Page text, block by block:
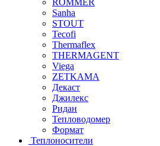
Sanha
STOUT
Tecofi
Thermaflex
THERMAGENT
Viega
ZETKAMA
Декаст
Джилекс
Ридан
Тепловодомер
Формат
Теплоносители